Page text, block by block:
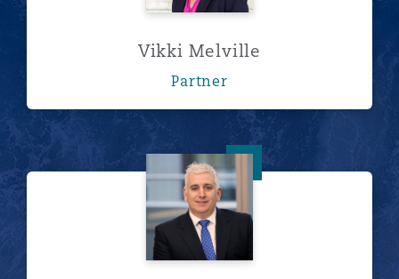
Vikki Melville
Partner
Tony Cawley